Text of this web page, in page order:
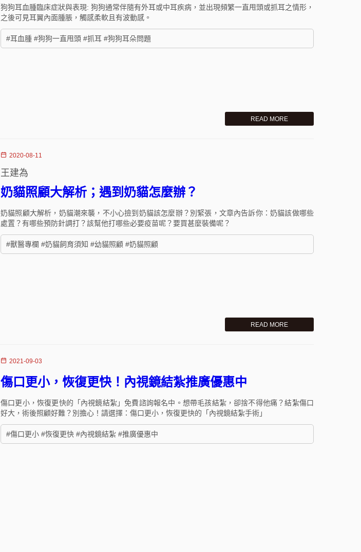
狗狗耳血腫臨床症狀與表現: 狗狗通常伴隨有外耳或中耳疾病，並出現頻繁一直甩頭或抓耳之情形，
之後可見耳翼內面腫脹，觸感柔軟且有波動感。
#耳血腫 #狗狗一直甩頭 #抓耳 #狗狗耳朵問題
READ MORE
2020-08-11
王建為
奶貓照顧大解析；遇到奶貓怎麼辦？
奶貓照顧大解析，奶貓潮來襲，不小心撿到奶貓該怎麼辦？別緊張，文章內告訴你：奶貓該做哪些
處置？有哪些預防針調打？該幫他打哪些必要疫苗呢？要買甚麼裝備呢？
#獸醫專欄 #奶貓飼育須知 #幼貓照顧 #奶貓照顧
READ MORE
2021-09-03
傷口更小，恢復更快！內視鏡結紮推廣優惠中
傷口更小，恢復更快的「內視鏡結紮」免費諮詢報名中。想帶毛孩結紮，卻捨不得他痛？結紮傷口
好大，術後照顧好難？別擔心！請選擇：傷口更小，恢復更快的「內視鏡結紮手術」
#傷口更小 #恢復更快 #內視鏡結紮 #推廣優惠中